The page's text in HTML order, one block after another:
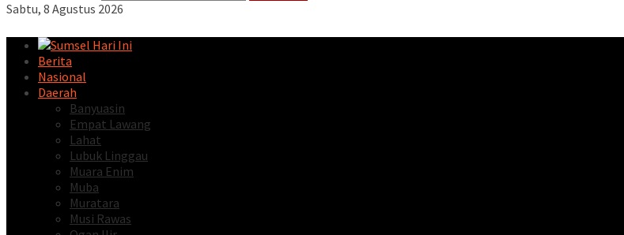
Sabtu, 8 Agustus 2026
Berita
Nasional
Daerah
Banyuasin
Empat Lawang
Lahat
Lubuk Linggau
Muara Enim
Muba
Muratara
Musi Rawas